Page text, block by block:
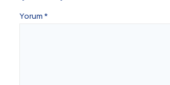
Yorum *